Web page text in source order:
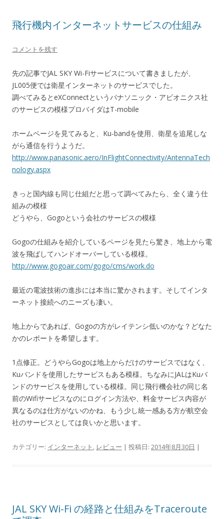
飛行機内インターネットサービスの仕組み
コメントを残す
先の記事でJAL SKY Wi-Fiサービスについて書きましたが、
JL005便では衛星インターネットのサービスでした。
調べてみるとeXConnectというパナソニック・アビオニクス社
のサービスの模様プロバイダはT-mobile
ホームページを見てみると、Ku-bandを使用、衛星を追尾しな
がら通信を行うようだ。
http://www.panasonic.aero/InFlightConnectivity/AntennaTech
nology.aspx
きっと国内線も同じ仕組だと思って調べてみたら、全く違う仕
組みの模様
どうやら、Gogoという会社のサービスの模様
Gogoの仕組みを紹介しているページを見たら驚き、地上から電
波を飛ばしてハンドオーバーしている模様。
http://www.gogoair.com/gogo/cms/work.do
最近の電波技術の進歩には本当に驚かされます。そしてインタ
ーネット接続へのニーズも凄い。
地上からであれば、Gogoの方がレイテンシ低いのかな？どなた
かのレポートを希望します。
1点修正。どうやらGogoは地上からだけのサービスではなく、
Kuバンドを使用したサービスもある模様。ちなみにJALはKuバ
ンドのサービスを使用している模様。同じ飛行機会社の同じ名
前のWifiサービスなのにログイン方法や、料金サービス内容が
異なるのは仕方がないのかね、もう少し統一感ある方が航空会
社のサービスとしては良いかと思います。
カテゴリー: インターネット , レビュー | 投稿日: 2014年8月30日 |
JAL SKY Wi-Fi の経路と仕組みをTraceroute